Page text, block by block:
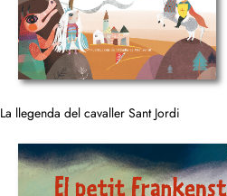
La llegenda del cavaller Sant Jordi